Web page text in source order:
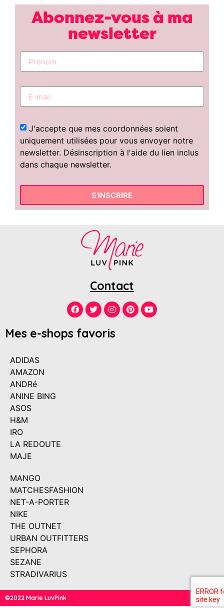
Abonnez-vous à ma
newsletter
J'accepte que mes coordonnées soient
uniquement utilisées pour vous envoyer notre
newsletter. Désinscription à l'aide du lien inclus
dans chaque newsletter.
S'INSCRIRE
Contact
Mes e-shops favoris
ADIDAS
AMAZON
ANDRé
ANINE BING
ASOS
H&M
IRO
LA REDOUTE
MAJE
MANGO
MATCHESFASHION
NET-A-PORTER
NIKE
THE OUTNET
URBAN OUTFITTERS
SEPHORA
SEZANE
STRADIVARIUS
©2022 Marie LuvPink